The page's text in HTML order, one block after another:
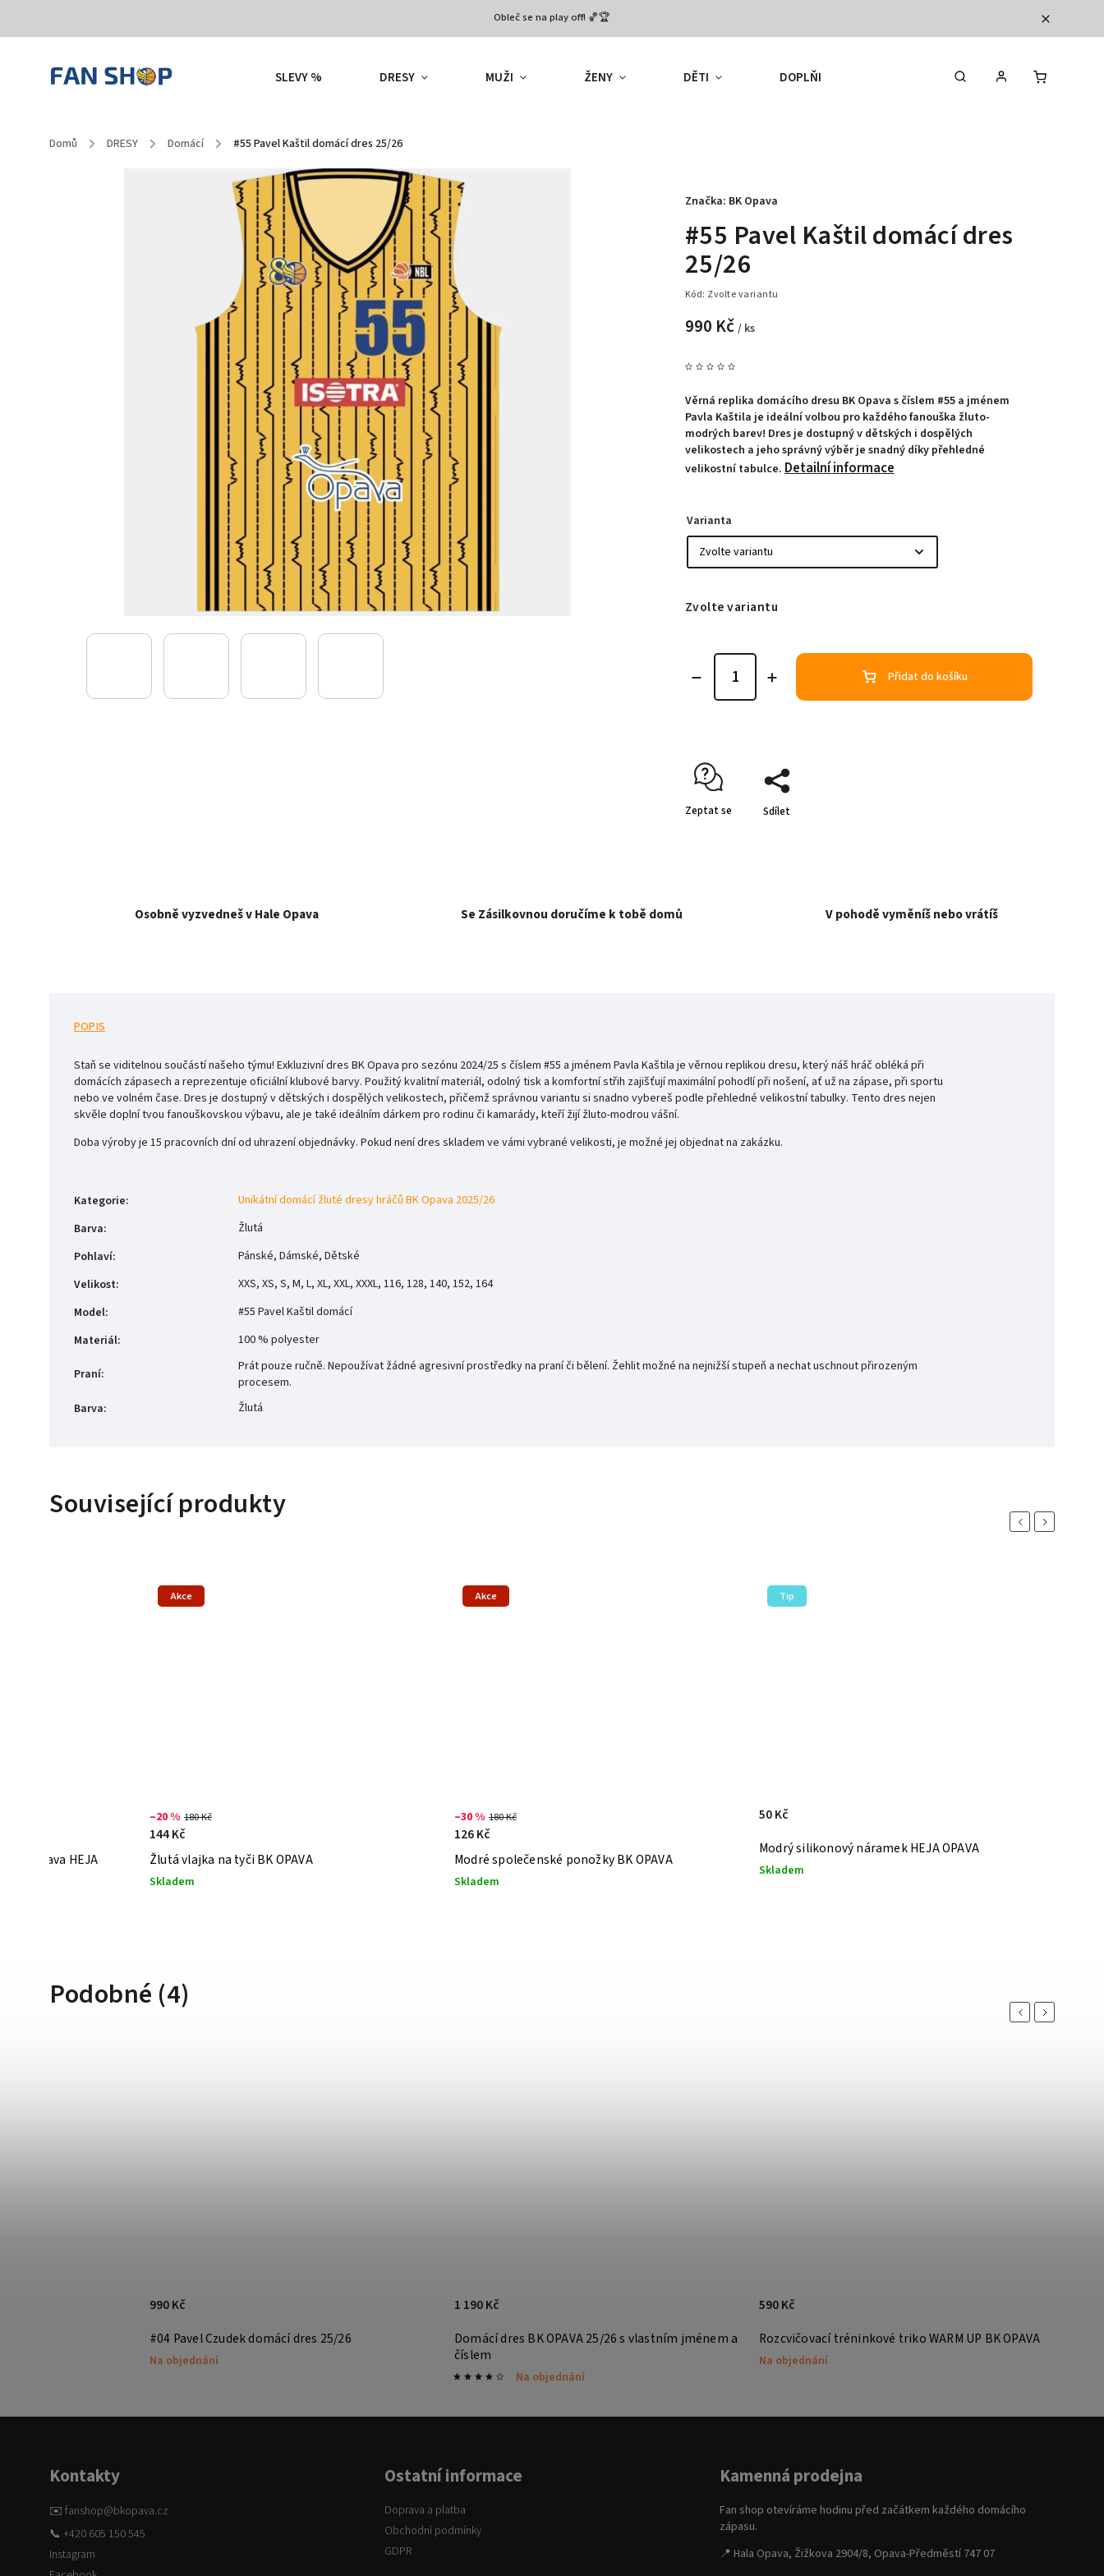
Obleč se na play off! 🏀🏆
SLEVY % DRESY MUŽI ŽENY DĚTI DOPLŇKY BASKETBALOVÉ VYBAVENÍ
Domů / DRESY / Domácí / #55 Pavel Kaštil domácí dres 25/26
#55 Pavel Kaštil domácí dres
25/26
Kód: Zvolte variantu
990 Kč / ks
Věrná replika domácího dresu BK Opava s číslem #55 a jménem
Pavla Kaštila je ideální volbou pro každého fanouška žluto-
modrých barev! Dres je dostupný v dětských i dospělých
velikostech a jeho správný výběr je snadný díky přehledné
velikostní tabulce.Detailní informace
Značka: BK Opava
Varianta
Zvolte variantu
Přidat do košíku
Zeptat se Sdílet
Osobně vyzvedneš v Hale Opava Se Zásilkovnou doručíme k tobě domů V pohodě vyměníš nebo vrátíš
POPIS
Staň se viditelnou součástí našeho týmu! Exkluzivní dres BK Opava pro sezónu 2024/25 s číslem #55 a jménem Pavla Kaštila je věrnou replikou dresu, který náš hráč obléká při
domácích zápasech a reprezentuje oficiální klubové barvy. Použitý kvalitní materiál, odolný tisk a komfortní střih zajišťují maximální pohodlí při nošení, ať už na zápase, při sportu
nebo ve volném čase. Dres je dostupný v dětských i dospělých velikostech, přičemž správnou variantu si snadno vybereš podle přehledné velikostní tabulky. Tento dres nejen
skvěle doplní tvou fanouškovskou výbavu, ale je také ideálním dárkem pro rodinu či kamarády, kteří žijí žluto-modrou vášní.
Doba výroby je 15 pracovních dní od uhrazení objednávky. Pokud není dres skladem ve vámi vybrané velikosti, je možné jej objednat na zakázku.
Kategorie:
Unikátní domácí žluté dresy hráčů BK Opava 2025/26
Barva:
Žlutá
Pohlaví:
Pánské, Dámské, Dětské
Velikost:
XXS, XS, S, M, L, XL, XXL, XXXL, 116, 128, 140, 152, 164
Model:
#55 Pavel Kaštil domácí
Materiál: 100 % polyester
Praní:
Prát pouze ručně. Nepoužívat žádné agresivní prostředky na praní či bělení. Žehlit možné na nejnižší stupeň a nechat uschnout přirozeným
procesem.
Barva: Žlutá
Související produkty Previous
Opava HEJA
Akce
Žlutá vlajka na tyči BK OPAVA
Skladem
–20 % 180 Kč
144 Kč
Akce
Modré společenské ponožky BK OPAVA
Skladem
–30 % 180 Kč
126 Kč
Tip
Modrý silikonový náramek HEJA OPAVA
Skladem
50 Kč
Next
Podobné (4) Previous
#04 Pavel Czudek domácí dres 25/26
Na objednání
990 Kč
Domácí dres BK OPAVA 25/26 s vlastním jménem a
číslem
Na objednání
1 190 Kč
Rozcvičovací tréninkové triko WARM UP BK OPAVA
Na objednání
590 Kč
Next
Kontakty
✉️ fanshop@bkopava.cz
📞 +420 605 150 545
Instagram
Ostatní informace
Doprava a platba
Obchodní podmínky
GDPR
Kamenná prodejna
Fan shop otevíráme hodinu před začátkem každého domácího
zápasu.
📍 Hala Opava, Žižkova 2904/8, Opava-Předměstí 747 07